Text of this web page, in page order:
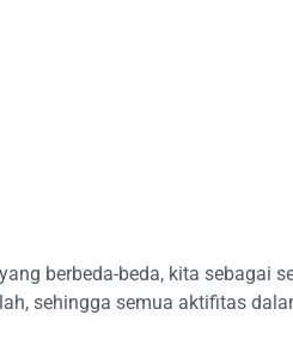
berbeda-beda, kita sebagai
sehingga semua aktifitas